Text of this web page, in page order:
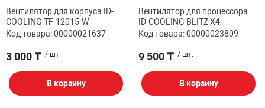
Вентилятор для корпуса ID-
COOLING TF-12015-W
Код товара: 00000021637
3 000 ₸ / шт.
В корзину
Вентилятор для процессора
ID-COOLING BLITZ X4
Код товара: 00000023809
9 500 ₸ / шт.
В корзину